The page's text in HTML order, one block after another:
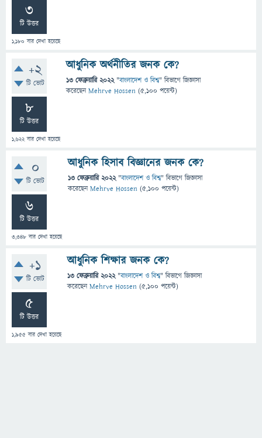
3
টি উত্তর
1,180 বার দেখা হয়েছে
+2
টি ভোট
8
টি উত্তর
1,622বার দেখা হয়েছে
আধুনিক অর্থনীতির জনক কে?
13 ফেব্রুয়ারি 2022 "বাংলাদেশ ও বিশ্ব" বিভাগে জিজ্ঞাসা
করেছেনMehrve Hossen (5,100 পয়েন্ট)
0
টি ভোট
6
টি উত্তর
3,348 বার দেখা হয়েছে
আধুনিক হিসাব বিজ্ঞানের জনক কে?
13 ফেব্রুয়ারি 2022 "বাংলাদেশ ও বিশ্ব" বিভাগে জিজ্ঞাসা
করেছেনMehrve Hossen (5,100 পয়েন্ট)
+1
টি ভোট
5
টি উত্তর
1,955 বার দেখা হয়েছে
আধুনিক শিক্ষার জনক কে?
13 ফেব্রুয়ারি 2022 "বাংলাদেশ ও বিশ্ব" বিভাগে জিজ্ঞাসা
করেছেনMehrve Hossen (5,100 পয়েন্ট)